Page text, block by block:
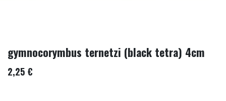
gymnocorymbus ternetzi (black tetra) 4cm
2,25 €